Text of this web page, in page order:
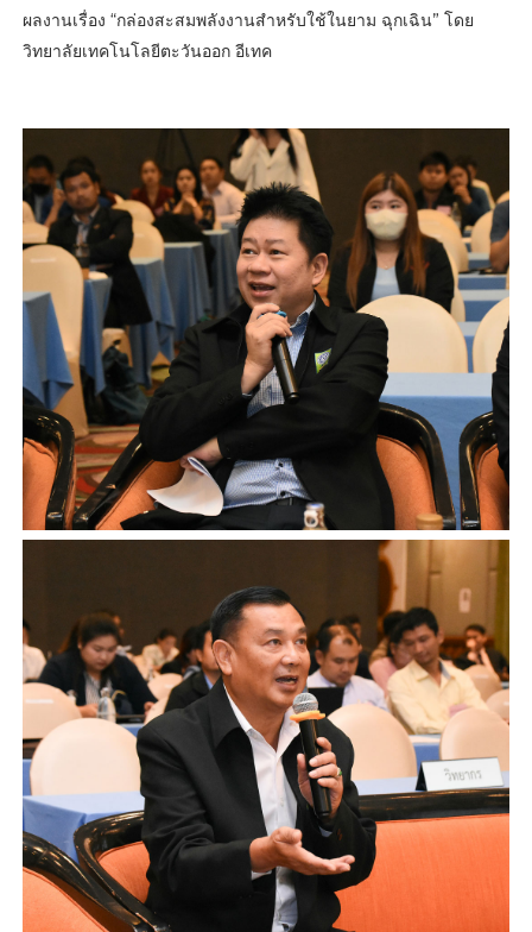
ผลงานเรื่อง “กล่องสะสมพลังงานสําหรับใช้ในยาม ฉุกเฉิน” โดย
วิทยาลัยเทคโนโลยีตะวันออก อีเทค